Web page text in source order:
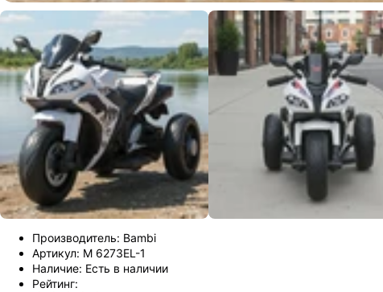
Производитель: Bambi
Артикул: M 6273EL-1
Наличие: Есть в наличии
Рейтинг: